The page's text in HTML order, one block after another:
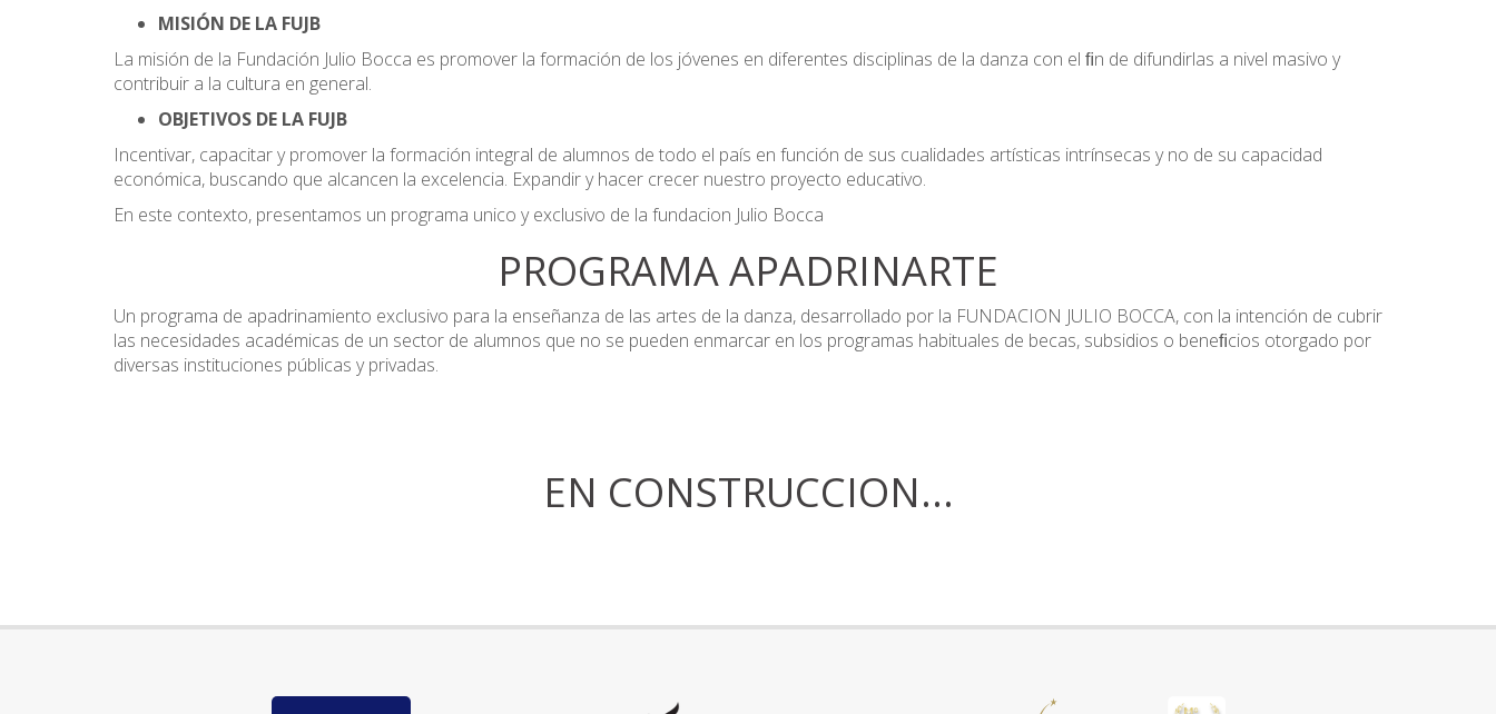
MISIÓN DE LA FUJB
La misión de la Fundación Julio Bocca es promover la formación de los jóvenes en diferentes disciplinas de la danza con el ﬁn de difundirlas a nivel masivo y
contribuir a la cultura en general.
OBJETIVOS DE LA FUJB
Incentivar, capacitar y promover la formación integral de alumnos de todo el país en función de sus cualidades artísticas intrínsecas y no de su capacidad
económica, buscando que alcancen la excelencia. Expandir y hacer crecer nuestro proyecto educativo.
En este contexto, presentamos un programa unico y exclusivo de la fundacion Julio Bocca
PROGRAMA APADRINARTE
Un programa de apadrinamiento exclusivo para la enseñanza de las artes de la danza, desarrollado por la FUNDACION JULIO BOCCA, con la intención de cubrir
las necesidades académicas de un sector de alumnos que no se pueden enmarcar en los programas habituales de becas, subsidios o beneﬁcios otorgado por
diversas instituciones públicas y privadas.
EN CONSTRUCCION...